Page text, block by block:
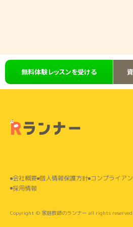
無料体験レッスンを受ける
会社概要 個⼈情報保護⽅針 コンプライア
採⽤情報
Copyright © 家庭教師のランナー all rights reserved.